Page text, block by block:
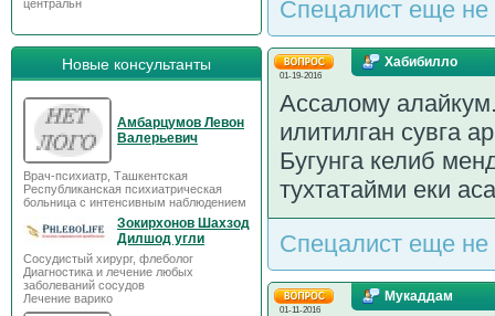
центральн
Новые консультанты
Амбарцумов Левон
Валерьевич
Врач-психиатр, Ташкентская
Республиканская психиатрическая
больница с интенсивным наблюдением
Зокирхонов Шахзод
Дилшод угли
Сосудистый хирург, флеболог
Диагностика и лечение любых
заболеваний сосудов
Лечение варико
Спецалист еще не
01-19-2016
Хабибилло
Ассалому
илитилган сувга
Бугунга келиб
тухтатайми еки
Спецалист еще не
01-11-2016
Мукаддам